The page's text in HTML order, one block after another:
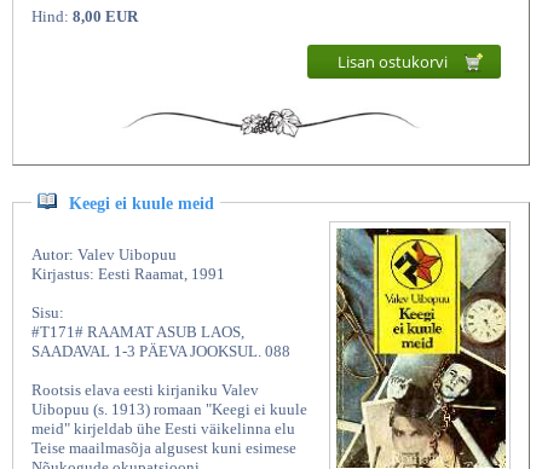
Hind: 8,00 EUR
Lisan ostukorvi
Keegi ei kuule meid
Autor: Valev Uibopuu
Kirjastus: Eesti Raamat, 1991
Sisu:
#T171# RAAMAT ASUB LAOS,
SAADAVAL 1-3 PÄEVA JOOKSUL. 088
Rootsis elava eesti kirjaniku Valev
Uibopuu (s. 1913) romaan "Keegi ei kuule
meid" kirjeldab ühe Eesti väikelinna elu
Teise maailmasõja algusest kuni esimese